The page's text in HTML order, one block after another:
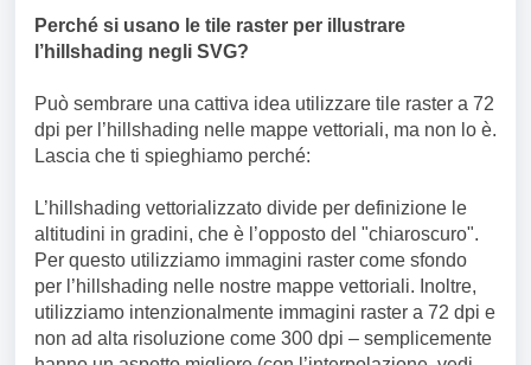
Perché si usano le tile raster per illustrare
l’hillshading negli SVG?
Può sembrare una cattiva idea utilizzare tile raster a 72
dpi per l’hillshading nelle mappe vettoriali, ma non lo è.
Lascia che ti spieghiamo perché:
L’hillshading vettorializzato divide per definizione le
altitudini in gradini, che è l’opposto del "chiaroscuro".
Per questo utilizziamo immagini raster come sfondo
per l’hillshading nelle nostre mappe vettoriali. Inoltre,
utilizziamo intenzionalmente immagini raster a 72 dpi e
non ad alta risoluzione come 300 dpi – semplicemente